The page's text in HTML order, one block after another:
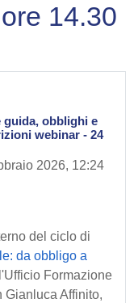
14.30
guida, obblighi e
webinar - 24
2026, 12:24
del ciclo di
da obbligo a
Formazione
Affinito,